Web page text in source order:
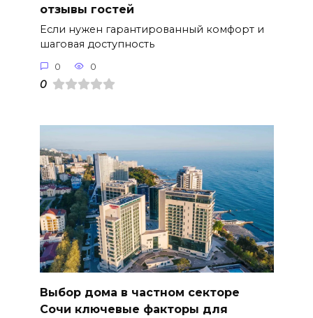
отзывы гостей
Если нужен гарантированный комфорт и
шаговая доступность
0 0
0
Выбор дома в частном секторе
Сочи ключевые факторы для